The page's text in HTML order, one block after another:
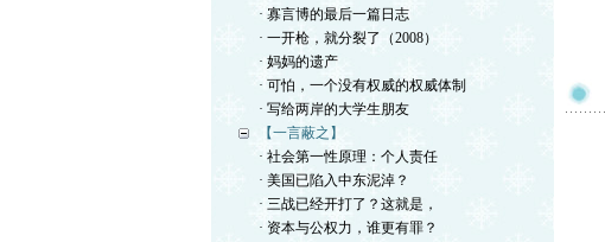
· 寡言博的最后一篇日志
· 一开枪，就分裂了（2008）
· 妈妈的遗产
· 可怕，一个没有权威的权威体制
· 写给两岸的大学生朋友
【一言蔽之】
· 社会第一性原理：个人责任
· 美国已陷入中东泥淖？
· 三战已经开打了？这就是，
· 资本与公权力，谁更有罪？